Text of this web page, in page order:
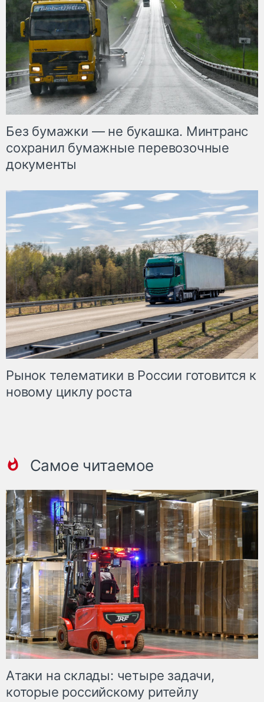
Без бумажки — не букашка. Минтранс
сохранил бумажные перевозочные
документы
Рынок телематики в России готовится к
новому циклу роста
Самое читаемое
Атаки на склады: четыре задачи,
которые российскому ритейлу